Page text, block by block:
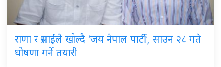
राणा र प्रसाईंले खोल्दै ‘जय नेपाल पार्टी’, साउन २८ गते
घोषणा गर्ने तयारी